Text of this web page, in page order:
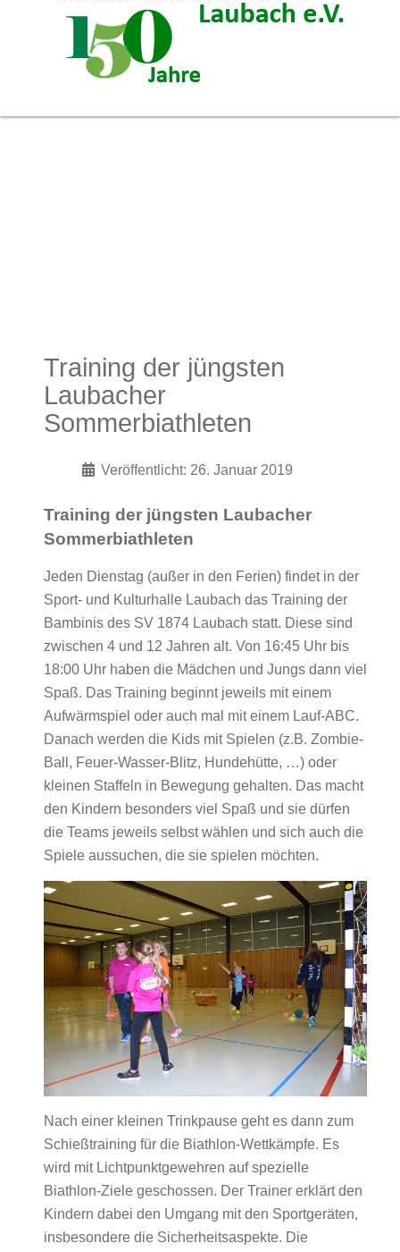
Training der jüngsten
Laubacher
Sommerbiathleten
Veröffentlicht: 26. Januar 2019
Training der jüngsten Laubacher
Sommerbiathleten
Jeden Dienstag (außer in den Ferien) findet in der
Sport- und Kulturhalle Laubach das Training der
Bambinis des SV 1874 Laubach statt. Diese sind
zwischen 4 und 12 Jahren alt. Von 16:45 Uhr bis
18:00 Uhr haben die Mädchen und Jungs dann viel
Spaß. Das Training beginnt jeweils mit einem
Aufwärmspiel oder auch mal mit einem Lauf-ABC.
Danach werden die Kids mit Spielen (z.B. Zombie-
Ball, Feuer-Wasser-Blitz, Hundehütte, …) oder
kleinen Staffeln in Bewegung gehalten. Das macht
den Kindern besonders viel Spaß und sie dürfen
die Teams jeweils selbst wählen und sich auch die
Spiele aussuchen, die sie spielen möchten.
Nach einer kleinen Trinkpause geht es dann zum
Schießtraining für die Biathlon-Wettkämpfe. Es
wird mit Lichtpunktgewehren auf spezielle
Biathlon-Ziele geschossen. Der Trainer erklärt den
Kindern dabei den Umgang mit den Sportgeräten,
insbesondere die Sicherheitsaspekte. Die